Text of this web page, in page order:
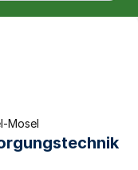
Mosel